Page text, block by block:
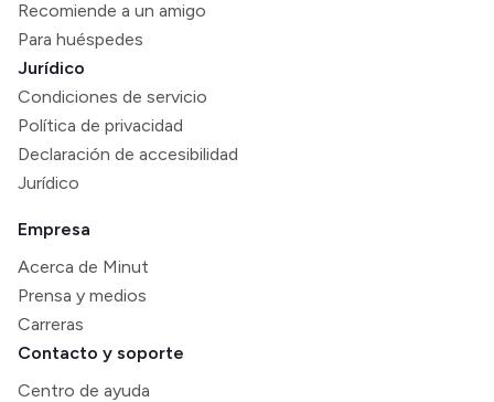
Recomiende a un amigo
Para huéspedes
Jurídico
Condiciones de servicio
Política de privacidad
Declaración de accesibilidad
Jurídico
Empresa
Acerca de Minut
Prensa y medios
Carreras
Contacto y soporte
Centro de ayuda